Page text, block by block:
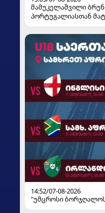
მამუკელაშვილი
პორტუგალიასთან
14:52/07-08-2026
"უმცროსი